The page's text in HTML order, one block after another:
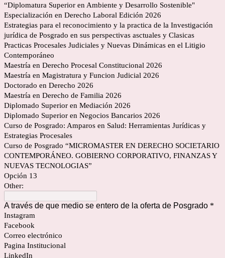
“Diplomatura Superior en Ambiente y Desarrollo Sostenible"
Especialización en Derecho Laboral Edición 2026
Estrategias para el reconocimiento y la practica de la Investigación
jurídica de Posgrado en sus perspectivas asctuales y Clasicas
Practicas Procesales Judiciales y Nuevas Dinámicas en el Litigio
Contemporáneo
Maestría en Derecho Procesal Constitucional 2026
Maestría en Magistratura y Funcion Judicial 2026
Doctorado en Derecho 2026
Maestría en Derecho de Familia 2026
Diplomado Superior en Mediación 2026
Diplomado Superior en Negocios Bancarios 2026
Curso de Posgrado: Amparos en Salud: Herramientas Jurídicas y
Estrategias Procesales
Curso de Posgrado “MICROMASTER EN DERECHO SOCIETARIO
CONTEMPORÁNEO. GOBIERNO CORPORATIVO, FINANZAS Y
NUEVAS TECNOLOGIAS”
Opción 13
Other:
A través de que medio se entero de la oferta de Posgrado *
Instagram
Facebook
Correo electrónico
Pagina Institucional
LinkedIn